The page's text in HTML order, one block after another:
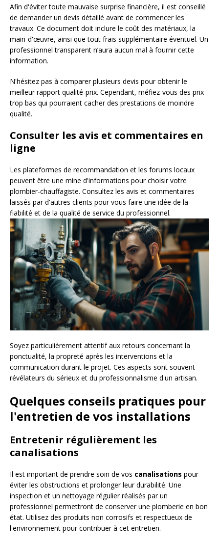
Afin d'éviter toute mauvaise surprise financière, il est conseillé
de demander un devis détaillé avant de commencer les
travaux. Ce document doit inclure le coût des matériaux, la
main-d'œuvre, ainsi que tout frais supplémentaire éventuel. Un
professionnel transparent n’aura aucun mal à fournir cette
information.
N'hésitez pas à comparer plusieurs devis pour obtenir le
meilleur rapport qualité-prix. Cependant, méfiez-vous des prix
trop bas qui pourraient cacher des prestations de moindre
qualité.
Consulter les avis et commentaires en
ligne
Les plateformes de recommandation et les forums locaux
peuvent être une mine d'informations pour choisir votre
plombier-chauffagiste. Consultez les avis et commentaires
laissés par d'autres clients pour vous faire une idée de la
fiabilité et de la qualité de service du professionnel.
Soyez particulièrement attentif aux retours concernant la
ponctualité, la propreté après les interventions et la
communication durant le projet. Ces aspects sont souvent
révélateurs du sérieux et du professionnalisme d'un artisan.
Quelques conseils pratiques pour
l'entretien de vos installations
Entretenir régulièrement les
canalisations
Il est important de prendre soin de vos canalisations pour
éviter les obstructions et prolonger leur durabilité. Une
inspection et un nettoyage régulier réalisés par un
professionnel permettront de conserver une plomberie en bon
état. Utilisez des produits non corrosifs et respectueux de
l'environnement pour contribuer à cet entretien.